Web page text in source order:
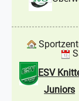
ESV
Juniors